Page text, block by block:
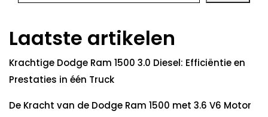
Laatste artikelen
Krachtige Dodge Ram 1500 3.0 Diesel: Efficiëntie en
Prestaties in één Truck
De Kracht van de Dodge Ram 1500 met 3.6 V6 Motor